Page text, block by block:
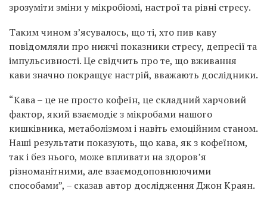
зрозуміти зміни у мікробіомі, настрої та рівні стресу.
Таким чином з’ясувалось, що ті, хто пив каву
повідомляли про нижчі показники стресу, депресії та
імпульсивності. Це свідчить про те, що вживання
кави значно покращує настрій, вважають дослідники.
“Кава – це не просто кофеїн, це складний харчовий
фактор, який взаємодіє з мікробами нашого
кишківника, метаболізмом і навіть емоційним станом.
Наші результати показують, що кава, як з кофеїном,
так і без нього, може впливати на здоров’я
різноманітними, але взаємодоповнюючими
способами”, – сказав автор дослідження Джон Краян.